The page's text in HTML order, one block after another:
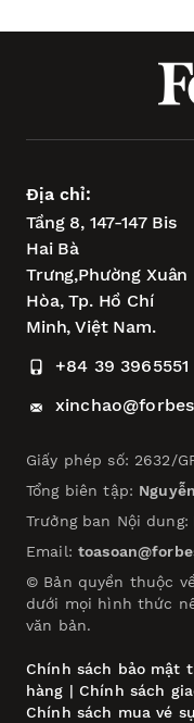
Địa chỉ:
Tầng 8, 147-147 Bis
Hai Bà
Trưng,Phường Xuân
Hòa,Tp. Hồ Chí
Minh, Việt Nam.
+84 39 3965551
Giấy phép số: 2632/
Tổng biên tập:
Trưởng ban Nội dung:
Email:
© Bản quyền thuộc
dưới mọi hình thức
văn bản.
Chính sách bảo mật
hàng | Chính sách
Chính sách mua vé